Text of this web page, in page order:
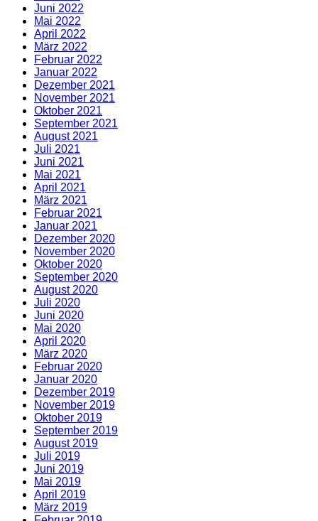
Juni 2022
Mai 2022
April 2022
März 2022
Februar 2022
Januar 2022
Dezember 2021
November 2021
Oktober 2021
September 2021
August 2021
Juli 2021
Juni 2021
Mai 2021
April 2021
März 2021
Februar 2021
Januar 2021
Dezember 2020
November 2020
Oktober 2020
September 2020
August 2020
Juli 2020
Juni 2020
Mai 2020
April 2020
März 2020
Februar 2020
Januar 2020
Dezember 2019
November 2019
Oktober 2019
September 2019
August 2019
Juli 2019
Juni 2019
Mai 2019
April 2019
März 2019